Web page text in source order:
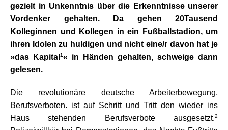
gezielt in Unkenntnis über die Erkenntnisse unserer
Vordenker gehalten. Da gehen 20Tausend
Kolleginnen und Kollegen in ein Fußballstadion, um
ihren Idolen zu huldigen und nicht eine/r davon hat je
»das Kapital 1« in Händen gehalten, schweige dann
gelesen.
Die revolutionäre deutsche Arbeiterbewegung,
Berufsverboten. ist auf Schritt und Tritt den wieder ins
Haus stehenden Berufsverbote ausgesetzt.2